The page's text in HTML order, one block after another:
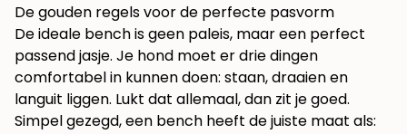
De gouden regels voor de perfecte pasvorm
De ideale bench is geen paleis, maar een perfect
passend jasje. Je hond moet er drie dingen
comfortabel in kunnen doen: staan, draaien en
languit liggen. Lukt dat allemaal, dan zit je goed.
Simpel gezegd, een bench heeft de juiste maat als: